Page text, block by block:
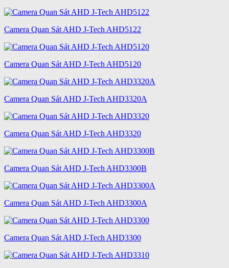
Camera Quan Sát AHD J-Tech AHD5122
Camera Quan Sát AHD J-Tech AHD5120
Camera Quan Sát AHD J-Tech AHD3320A
Camera Quan Sát AHD J-Tech AHD3320
Camera Quan Sát AHD J-Tech AHD3300B
Camera Quan Sát AHD J-Tech AHD3300A
Camera Quan Sát AHD J-Tech AHD3300